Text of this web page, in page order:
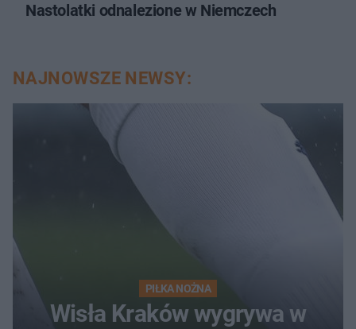
Nastolatki odnalezione w Niemczech
NAJNOWSZE NEWSY:
PIŁKA NOŻNA
Wisła Kraków wygrywa w